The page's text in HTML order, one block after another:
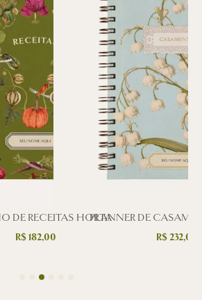
DE RECEITAS HORTA
R$182,00
PLANNER DE
R$232,00